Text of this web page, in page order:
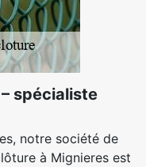
– spécialiste
notre société de
à Mignieres est